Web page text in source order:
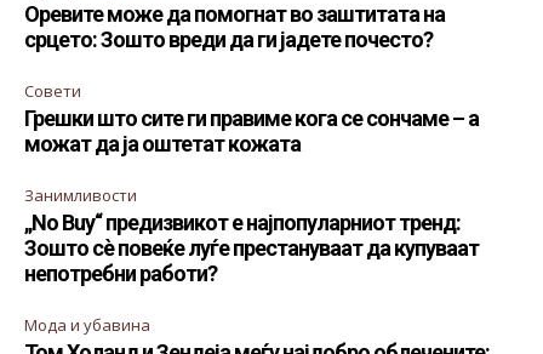
Оревите може да помогнат во заштитата на
срцето: Зошто вреди да ги јадете почесто?
Совети
Грешки што сите ги правиме кога се сончаме – а
можат да ја оштетат кожата
Занимливости
„No Buy“ предизвикот е најпопуларниот тренд:
Зошто сè повеќе луѓе престануваат да купуваат
непотребни работи?
Мода и убавина